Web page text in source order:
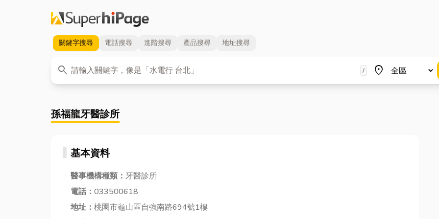
關鍵字搜尋 電話搜尋 進階搜尋 產品搜尋 地址搜尋
search
關鍵字 / place
地區
孫福龍牙醫診所
基本資料
醫事機構種類： 牙醫診所
電話： 033500618
地址： 桃園市龜山區自強南路694號1樓